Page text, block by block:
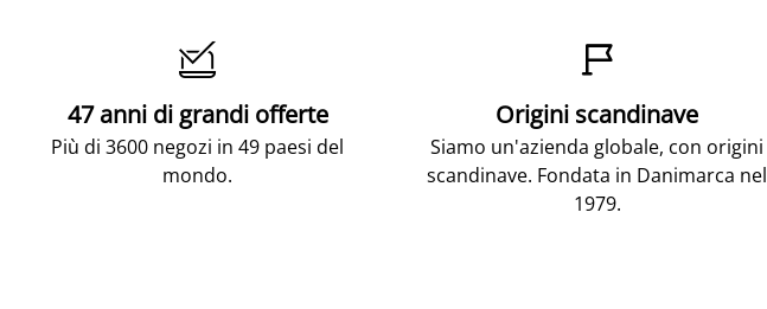

47 anni di grandi offerte
Più di 3600 negozi in 49 paesi del
mondo.

Origini scandinave
Siamo un'azienda globale, con origini
scandinave. Fondata in Danimarca nel
1979.